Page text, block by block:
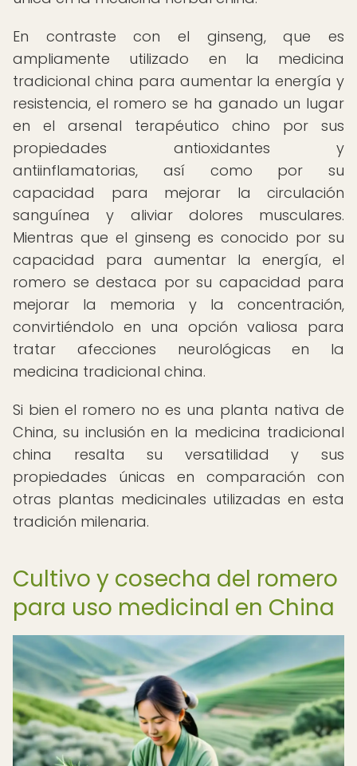
En contraste con el ginseng, que es
ampliamente utilizado en la medicina
tradicional china para aumentar la energía y
resistencia, el romero se ha ganado un lugar
en el arsenal terapéutico chino por sus
propiedades antioxidantes y
antiinflamatorias, así como por su
capacidad para mejorar la circulación
sanguínea y aliviar dolores musculares.
Mientras que el ginseng es conocido por su
capacidad para aumentar la energía, el
romero se destaca por su capacidad para
mejorar la memoria y la concentración,
convirtiéndolo en una opción valiosa para
tratar afecciones neurológicas en la
medicina tradicional china.
Si bien el romero no es una planta nativa de
China, su inclusión en la medicina tradicional
china resalta su versatilidad y sus
propiedades únicas en comparación con
otras plantas medicinales utilizadas en esta
tradición milenaria.
Cultivo y cosecha del romero
para uso medicinal en China